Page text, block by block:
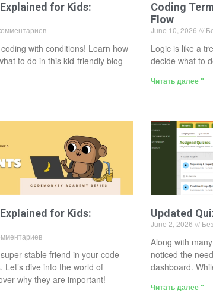
for Kids:
with conditions! Learn how
to do in this kid-friendly blog
Coding
Flow
June 10, 2026
Logic is like a
decide what to
Читать далее "
for Kids:
stable friend in your code
Let’s dive into the world of
why they are important!
Updated
June 2, 2026
Along with
noticed the
dashboard.
Читать далее "